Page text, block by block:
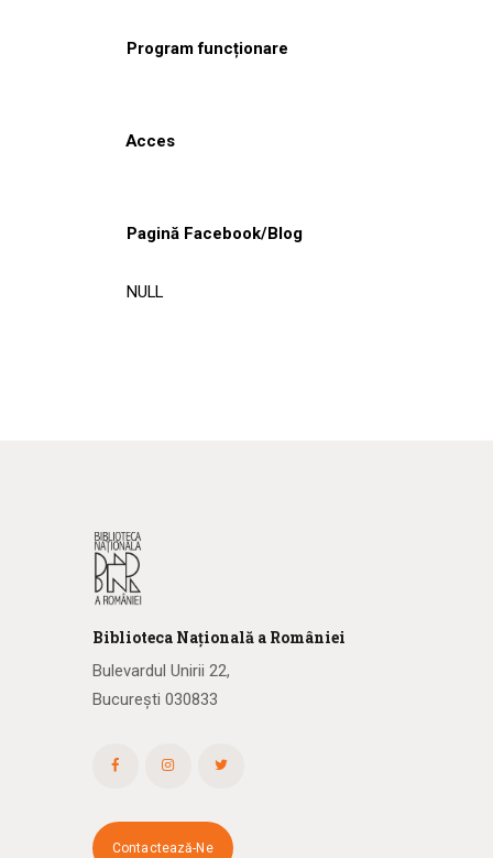
Program funcționare
Acces
Pagină Facebook/Blog
NULL
Biblioteca Națională a României
Bulevardul Unirii 22,
București 030833
Contactează-Ne